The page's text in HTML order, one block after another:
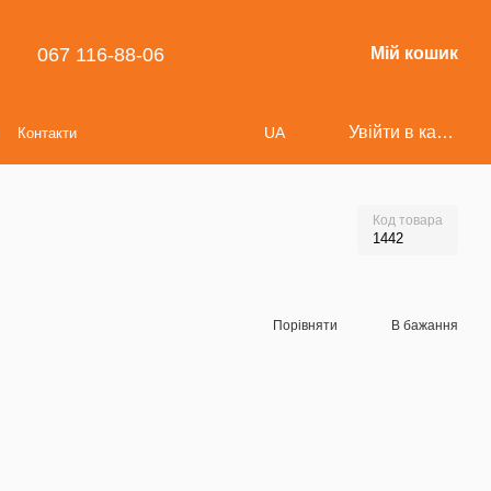
067 116-88-06 Мій кошик
Контакти UA Увійти в кабінет
Код товара
1442
Порівняти В бажання